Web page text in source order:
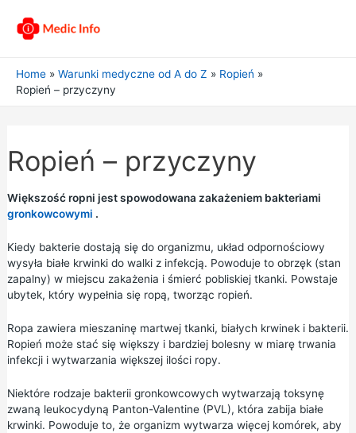
Home Warunki medyczne od A do Z
Ropień
Ropień – przyczyny
Ropień – przyczyny
Większość ropni jest spowodowana zakażeniem bakteriami
gronkowcowymi .
Kiedy bakterie dostają się do organizmu, układ odpornościowy
wysyła białe krwinki do walki z infekcją. Powoduje to obrzęk (stan
zapalny) w miejscu zakażenia i śmierć pobliskiej tkanki. Powstaje
ubytek, który wypełnia się ropą, tworząc ropień.
Ropa zawiera mieszaninę martwej tkanki, białych krwinek i bakterii.
Ropień może stać się większy i bardziej bolesny w miarę trwania
infekcji i wytwarzania większej ilości ropy.
Niektóre rodzaje bakterii gronkowcowych wytwarzają toksynę
zwaną leukocydyną Panton-Valentine (PVL), która zabija białe
krwinki. Powoduje to, że organizm wytwarza więcej komórek, aby